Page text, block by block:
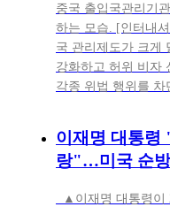
중국 출입국관리기
하는 모습. [인터내
국 관리제도가 크게
강화하고 허위 비자
각종 위법 행위를 차
이재명 대통령
랑"…미국 순방
▲이재명 대통령이